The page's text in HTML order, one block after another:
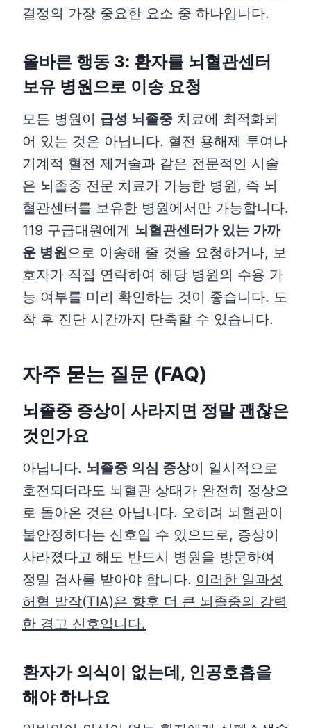
결정의 가장 중요한 요소 중 하나입니다.
올바른 행동 3: 환자를 뇌혈관센터
보유 병원으로 이송 요청
모든 병원이 급성 뇌졸중 치료에 최적화되
어 있는 것은 아닙니다. 혈전 용해제 투여나
기계적 혈전 제거술과 같은 전문적인 시술
은 뇌졸중 전문 치료가 가능한 병원, 즉 뇌
혈관센터를 보유한 병원에서만 가능합니다.
119 구급대원에게 뇌혈관센터가 있는 가까
운 병원으로 이송해 줄 것을 요청하거나, 보
호자가 직접 연락하여 해당 병원의 수용 가
능 여부를 미리 확인하는 것이 좋습니다. 도
착 후 진단 시간까지 단축할 수 있습니다.
자주 묻는 질문 (FAQ)
뇌졸중 증상이 사라지면 정말 괜찮은
것인가요
아닙니다. 뇌졸중 의심 증상이 일시적으로
호전되더라도 뇌혈관 상태가 완전히 정상으
로 돌아온 것은 아닙니다. 오히려 뇌혈관이
불안정하다는 신호일 수 있으므로, 증상이
사라졌다고 해도 반드시 병원을 방문하여
정밀 검사를 받아야 합니다. 이러한 일과성
허혈 발작(TIA)은 향후 더 큰 뇌졸중의 강력
한 경고 신호입니다.
환자가 의식이 없는데, 인공호흡을
해야 하나요